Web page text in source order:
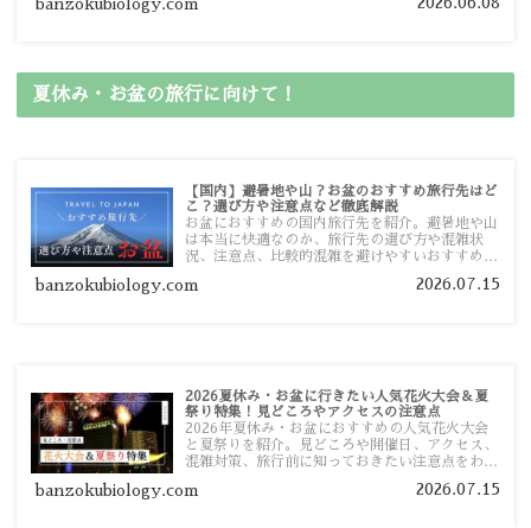
ガイドマップからスムーズに見つけていただけま
banzokubiology.com
夏休み・お盆の旅行に向けて！
【国内】避暑地や山？お盆のおすすめ旅行先はど
こ？選び方や注意点など徹底解説
お盆におすすめの国内旅行先を紹介。避暑地や山
は本当に快適なのか、旅行先の選び方や混雑状
況、注意点、比較的混雑を避けやすいおすすめス
す。
banzokubiology.com 2026.07.15
2026夏休み・お盆に行きたい人気花火大会＆夏
祭り特集！見どころやアクセスの注意点
2026年夏休み・お盆におすすめの人気花火大会
と夏祭りを紹介。見どころや開催日、アクセス、
混雑対策、旅行前に知っておきたい注意点をわか
banzokubiology.com 2026.07.15